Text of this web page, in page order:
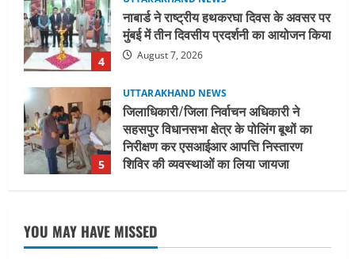
5
जिलाधिकारी/जिला निर्वाचन अधिकारी ने
सहसपुर विधानसभा क्षेत्र के पोलिंग बूथों का
निरीक्षण कर एसआईआर आपत्ति निस्तारण
शिविर की व्यवस्थाओं का लिया जायजा
1
UTTARAKHAND NEWS
मुख्यमंत्री ने हर घर तिरंगा यात्रा कार्यक्रम में
किया प्रतिभाग
August 9, 2026
15 अगस्त तक ई-केवाईसी नहीं कराई तो गैस
आपूर्ति पर पड़ सकता है असर
YOU MAY HAVE MISSED